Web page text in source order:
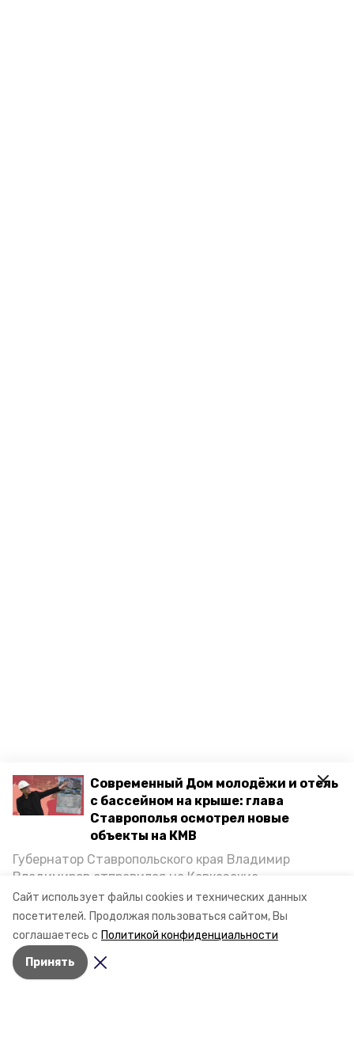
Сайт использует файлы cookies и технических данных
посетителей. Продолжая пользоваться сайтом, Вы
соглашаетесь с Политикой конфиденциальности
Принять
Современный Дом молодёжи и отель
с бассейном на крыше: глава
Ставрополья осмотрел новые
объекты на КМВ
Губернатор Ставропольского края Владимир
Владимиров отправился на Кавказские
Минеральные Воды, чтобы проинспектировать
строительство объектов в Кисловодске и
Минводах, а также выслушать предложения о
постройке новых точек притяжения для местных
жителей. Подробнее — в материале «Победы26».